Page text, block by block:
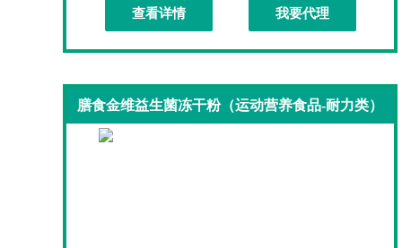
查看详情 我要代理
膳食金维益生菌冻干粉（运动营养食品-耐力类）